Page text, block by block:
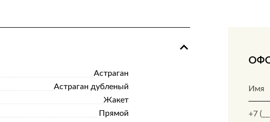
Астраган
Астраган дубленый
Жакет
Прямой